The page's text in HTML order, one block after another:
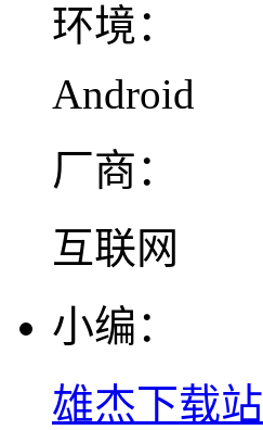
环境：
Android
厂商：
互联网
小编：
雄杰下载站